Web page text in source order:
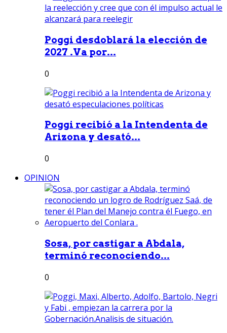
Poggi desdoblará la elección de
2027 .Va por...
0
Poggi recibió a la Intendenta de
Arizona y desató...
0
OPINION
Sosa, por castigar a Abdala,
terminó reconociendo...
0